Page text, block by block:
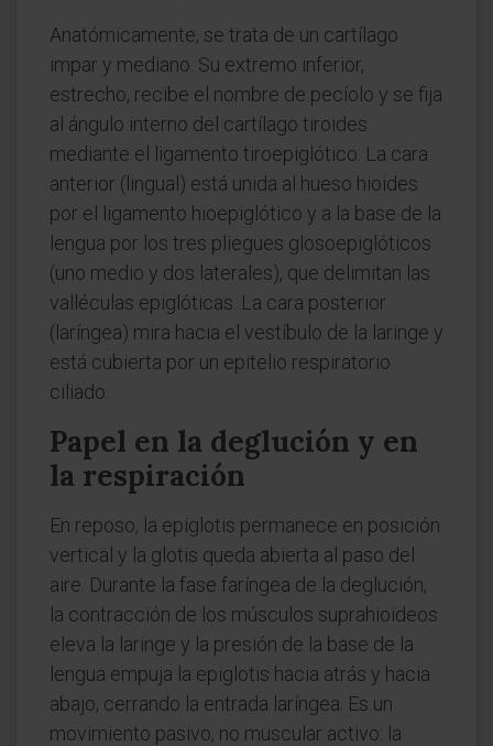
Anatómicamente, se trata de un cartílago
impar y mediano. Su extremo inferior,
estrecho, recibe el nombre de pecíolo y se fija
al ángulo interno del cartílago tiroides
mediante el ligamento tiroepiglótico. La cara
anterior (lingual) está unida al hueso hioides
por el ligamento hioepiglótico y a la base de la
lengua por los tres pliegues glosoepiglóticos
(uno medio y dos laterales), que delimitan las
valléculas epiglóticas. La cara posterior
(laríngea) mira hacia el vestíbulo de la laringe y
está cubierta por un epitelio respiratorio
ciliado.
Papel en la deglución y en
la respiración
En reposo, la epiglotis permanece en posición
vertical y la glotis queda abierta al paso del
aire. Durante la fase faríngea de la deglución,
la contracción de los músculos suprahioideos
eleva la laringe y la presión de la base de la
lengua empuja la epiglotis hacia atrás y hacia
abajo, cerrando la entrada laríngea. Es un
movimiento pasivo, no muscular activo: la